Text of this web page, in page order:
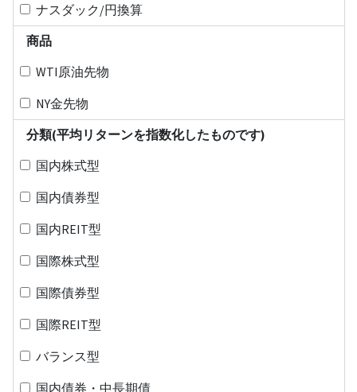
ナスダック/円換算
商品
WTI原油先物
NY金先物
分類(平均リターンを指数化したものです)
国内株式型
国内債券型
国内REIT型
国際株式型
国際債券型
国際REIT型
バランス型
国内債券・中長期債